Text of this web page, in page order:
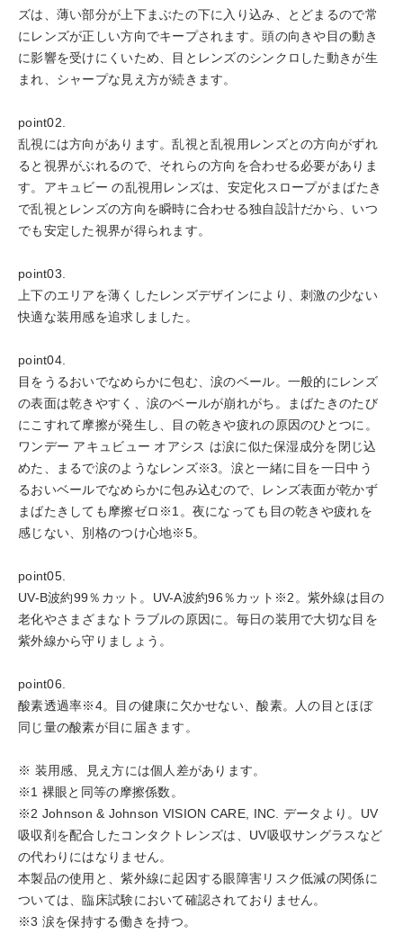
ズは、薄い部分が上下まぶたの下に入り込み、とどまるので常
にレンズが正しい方向でキープされます。頭の向きや目の動き
に影響を受けにくいため、目とレンズのシンクロした動きが生
まれ、シャープな見え方が続きます。
point02.
乱視には方向があります。乱視と乱視用レンズとの方向がずれ
ると視界がぶれるので、それらの方向を合わせる必要がありま
す。アキュビー️ の乱視用レンズは、安定化スロープがまばたき
で乱視とレンズの方向を瞬時に合わせる独自設計だから、いつ
でも安定した視界が得られます。
point03.
上下のエリアを薄くしたレンズデザインにより、刺激の少ない
快適な装用感を追求しました。
point04.
目をうるおいでなめらかに包む、涙のベール。一般的にレンズ
の表面は乾きやすく、涙のベールが崩れがち。まばたきのたび
にこすれて摩擦が発生し、目の乾きや疲れの原因のひとつに。
ワンデー アキュビュー オアシス は涙に似た保湿成分を閉じ込
めた、まるで涙のようなレンズ※3。涙と一緒に目を一日中う
るおいベールでなめらかに包み込むので、レンズ表面が乾かず
まばたきしても摩擦ゼロ※1。夜になっても目の乾きや疲れを
感じない、別格のつけ心地※5。
point05.
UV-B波約99％カット。UV-A波約96％カット※2。紫外線は目の
老化やさまざまなトラブルの原因に。毎日の装用で大切な目を
紫外線から守りましょう。
point06.
酸素透過率※4。目の健康に欠かせない、酸素。人の目とほぼ
同じ量の酸素が目に届きます。
※ 装用感、見え方には個人差があります。
※1 裸眼と同等の摩擦係数。
※2 Johnson & Johnson VISION CARE, INC. データより。UV
吸収剤を配合したコンタクトレンズは、UV吸収サングラスなど
の代わりにはなりません。
本製品の使用と、紫外線に起因する眼障害リスク低減の関係に
ついては、臨床試験において確認されておりません。
※3 涙を保持する働きを持つ。